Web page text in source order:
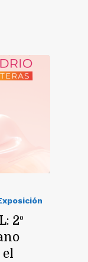
2º
el